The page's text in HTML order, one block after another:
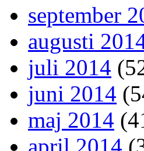
september
augusti
juli 2014
juni 2014
maj 2014